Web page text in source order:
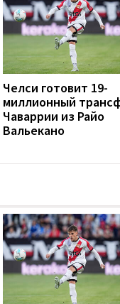
Челси готовит 19-
миллионный
Чаваррии из Райо
Вальекано